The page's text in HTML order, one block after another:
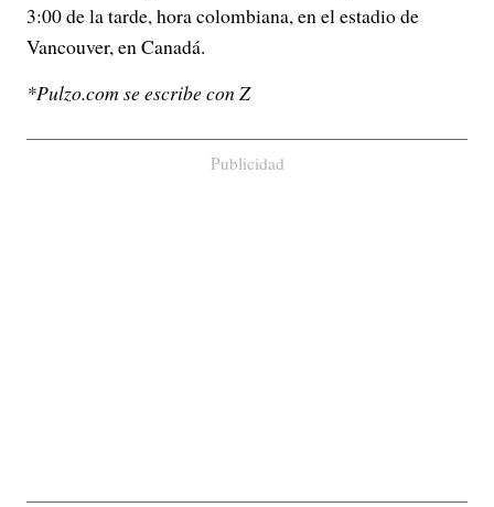
3:00 de la tarde, hora colombiana, en el estadio de
Vancouver, en Canadá.
*Pulzo.com se escribe con Z
Publicidad